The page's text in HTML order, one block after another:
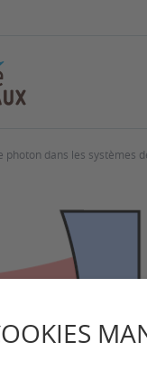
photon dans les systèmes